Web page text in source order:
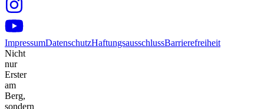
ImpressumDatenschutzHaftungsausschlussBarrierefreiheit
Nicht
nur
Erster
am
Berg,
sondern